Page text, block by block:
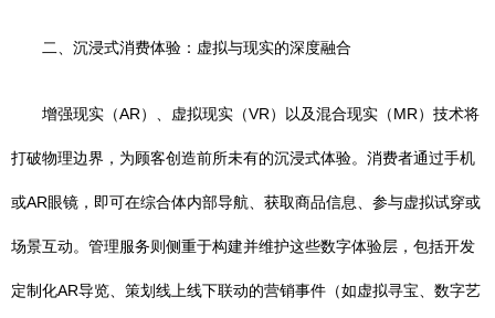
二、沉浸式消费体验：虚拟与现实的深度融合
增强现实（AR）、虚拟现实（VR）以及混合现实（MR）技术将
打破物理边界，为顾客创造前所未有的沉浸式体验。消费者通过手机
或AR眼镜，即可在综合体内部导航、获取商品信息、参与虚拟试穿或
场景互动。管理服务则侧重于构建并维护这些数字体验层，包括开发
定制化AR导览、策划线上线下联动的营销事件（如虚拟寻宝、数字艺